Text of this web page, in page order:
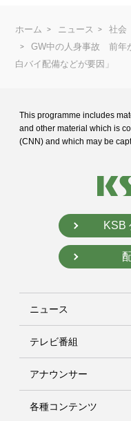
ホーム ニュース
社会
GW中の人身事故 前年
白バイ配備などが要因」
This programme includes
and other material which is
(CNN) and which may be
KSB
ニュース
テレビ番組
アナウンサー
各種コンテンツ